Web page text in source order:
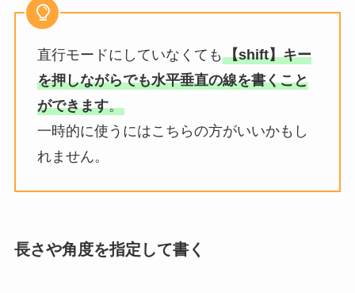
直行モードにしていなくても 【shift】キー
を押しながらでも水平垂直の線を書くこと
ができます。
一時的に使うにはこちらの方がいいかもし
れません。
長さや角度を指定して書く